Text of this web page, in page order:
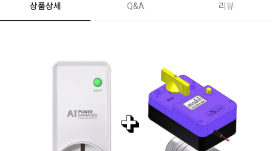
상품상세 Q&A 리뷰